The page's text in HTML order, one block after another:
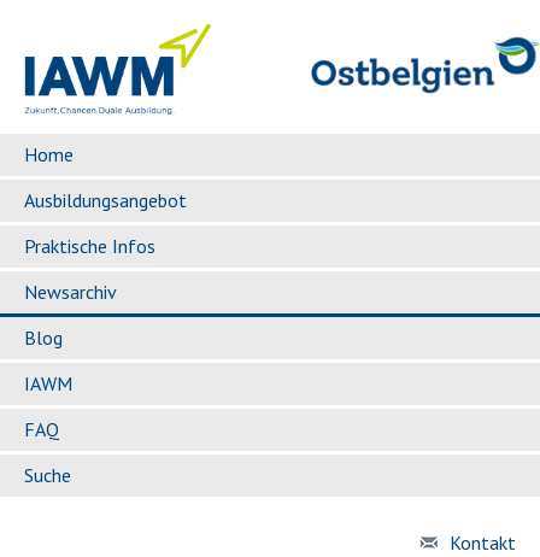
Home
Ausbildungsangebot
Praktische Infos
Newsarchiv
Blog
IAWM
FAQ
Suche
Kontakt